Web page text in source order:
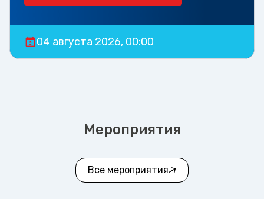
04 августа 2026, 00:00
Мероприятия
Все мероприятия